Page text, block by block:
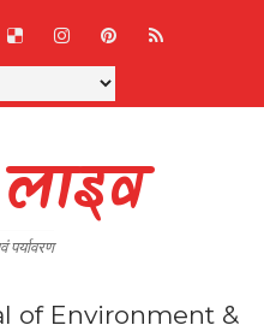
पर्यावरण
of Environment &